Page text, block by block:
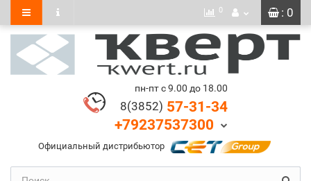
: 0
0
пн-пт с 9.00 до 18.00
8(3852) 57-31-34
+79237537300
Официальный дистрибьютор